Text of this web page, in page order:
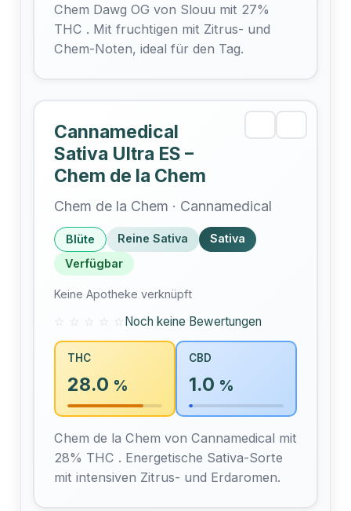
Chem Dawg OG von Slouu mit 27%
THC . Mit fruchtigen mit Zitrus- und
Chem-Noten, ideal für den Tag.
Cannamedical
Sativa Ultra ES –
Chem de la Chem
Chem de la Chem · Cannamedical
Blüte Reine Sativa
Sativa
Verfügbar
Keine Apotheke verknüpft
☆ ☆ ☆ ☆ ☆ Noch keine Bewertungen
THC
28.0 %
CBD
1.0 %
Chem de la Chem von Cannamedical mit
28% THC . Energetische Sativa-Sorte
mit intensiven Zitrus- und Erdaromen.